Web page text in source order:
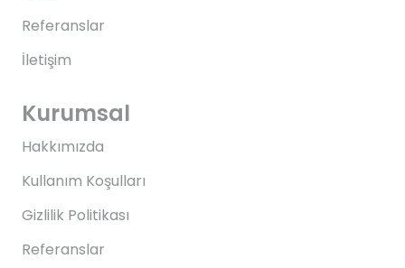
Referanslar
İletişim
Kurumsal
Hakkımızda
Kullanım Koşulları
Gizlilik Politikası
Referanslar